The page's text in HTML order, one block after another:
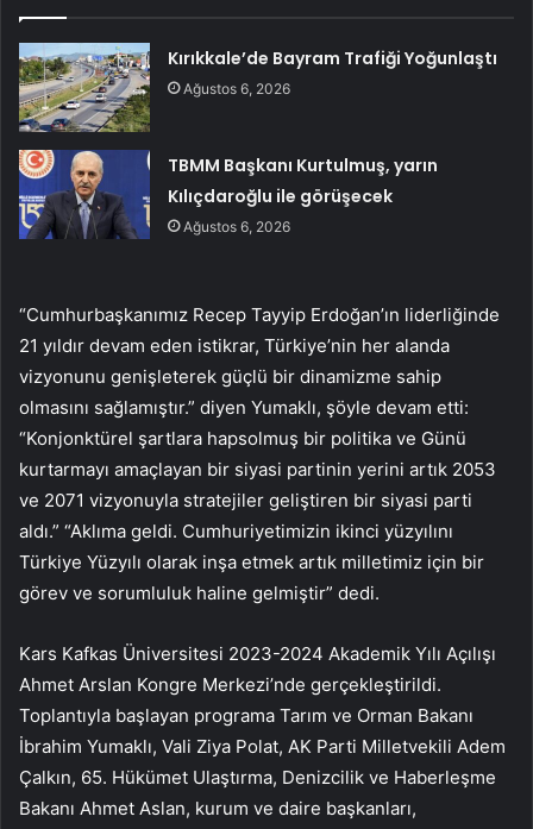
Kırıkkale’de Bayram Trafiği Yoğunlaştı
Ağustos 6, 2026
TBMM Başkanı Kurtulmuş, yarın
Kılıçdaroğlu ile görüşecek
Ağustos 6, 2026
“Cumhurbaşkanımız Recep Tayyip Erdoğan’ın liderliğinde
21 yıldır devam eden istikrar, Türkiye’nin her alanda
vizyonunu genişleterek güçlü bir dinamizme sahip
olmasını sağlamıştır.” diyen Yumaklı, şöyle devam etti:
“Konjonktürel şartlara hapsolmuş bir politika ve Günü
kurtarmayı amaçlayan bir siyasi partinin yerini artık 2053
ve 2071 vizyonuyla stratejiler geliştiren bir siyasi parti
aldı.” “Aklıma geldi. Cumhuriyetimizin ikinci yüzyılını
Türkiye Yüzyılı olarak inşa etmek artık milletimiz için bir
görev ve sorumluluk haline gelmiştir” dedi.
Kars Kafkas Üniversitesi 2023-2024 Akademik Yılı Açılışı
Ahmet Arslan Kongre Merkezi’nde gerçekleştirildi.
Toplantıyla başlayan programa Tarım ve Orman Bakanı
İbrahim Yumaklı, Vali Ziya Polat, AK Parti Milletvekili Adem
Çalkın, 65. Hükümet Ulaştırma, Denizcilik ve Haberleşme
Bakanı Ahmet Aslan, kurum ve daire başkanları,